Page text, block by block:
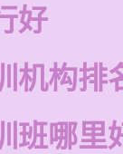
好
机构排
班哪里